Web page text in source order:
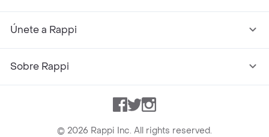
Únete a Rappi
Sobre Rappi
Facebook
TwitterInstagram
© 2026 Rappi Inc. All rights reserved.